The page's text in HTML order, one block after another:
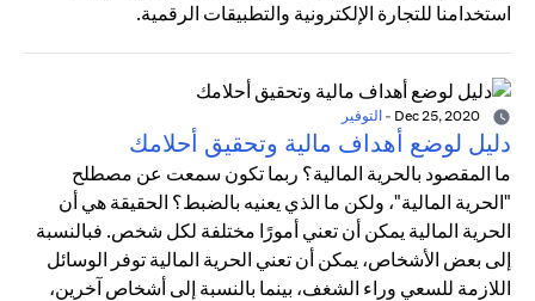
استخدامنا للتجارة الإلكترونية والتطبيقات الرقمية.
- التوفير
دليل لوضع أهداف مالية وتحقيق أحلامك
ما المقصود بالحرية المالية؟ ربما تكون سمعت عن مصطلح
"الحرية المالية"، ولكن ما الذي يعنيه بالضبط؟ الحقيقة هي أن
الحرية المالية يمكن أن تعني أمورًا مختلفة لكل شخص. فبالنسبة
إلى بعض الأشخاص، يمكن أن تعني الحرية المالية توفر الوسائل
اللازمة للسعي وراء الشغف، بينما بالنسبة إلى أشخاص آخرين،